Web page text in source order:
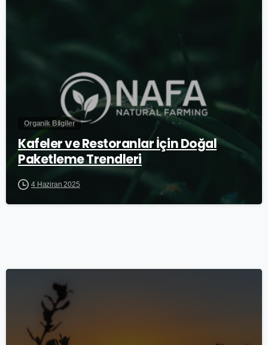
Organik Bilgiler
Kafeler ve Restoranlar İçin Doğal
Paketleme Trendleri
4 Haziran 2025